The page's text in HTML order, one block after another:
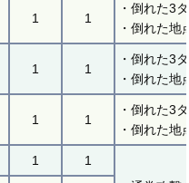
1 1
・倒れた3
・倒れた
1 1
・倒れた3
・倒れた
1 1
・倒れた3
・倒れた
1
1